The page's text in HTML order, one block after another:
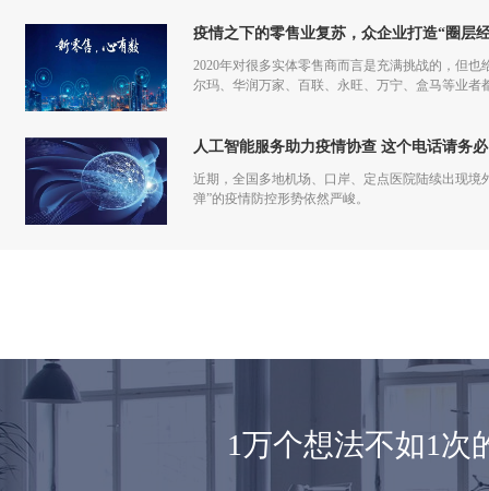
疫情之下的零售业复苏，众企业打造“圈层
2020年对很多实体零售商而言是充满挑战的，但
尔玛、华润万家、百联、永旺、万宁、盒马等业
人工智能服务助力疫情协查 这个电话请务
近期，全国多地机场、口岸、定点医院陆续出现
弹”的疫情防控形势依然严峻。
1万个想法不如1次